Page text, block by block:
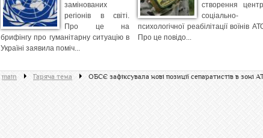
замінованих
регіонів в світі.
Про це на
брифінгу про гуманітарну ситуацію в
Україні заявила поміч...
створення
соціально-
психологічної реабілітації воїнів
Про це повідо...
main Гаряча тема ОБСЄ зафіксувала нові позиції сепаратистів в зоні